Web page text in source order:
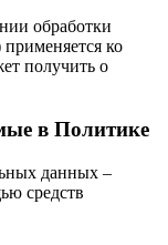
обработки
ко
получить о
в Политике
данных –
средств